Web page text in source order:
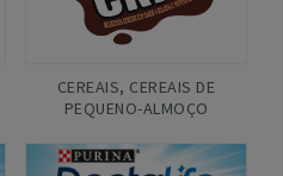
CEREAIS, CEREAIS DE
PEQUENO-ALMOÇO